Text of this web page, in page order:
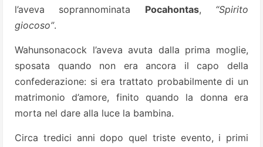
l’aveva soprannominata Pocahontas, “Spirito
giocoso”.
Wahunsonacock l’aveva avuta dalla prima moglie,
sposata quando non era ancora il capo della
confederazione: si era trattato probabilmente di un
matrimonio d’amore, finito quando la donna era
morta nel dare alla luce la bambina.
Circa tredici anni dopo quel triste evento, i primi